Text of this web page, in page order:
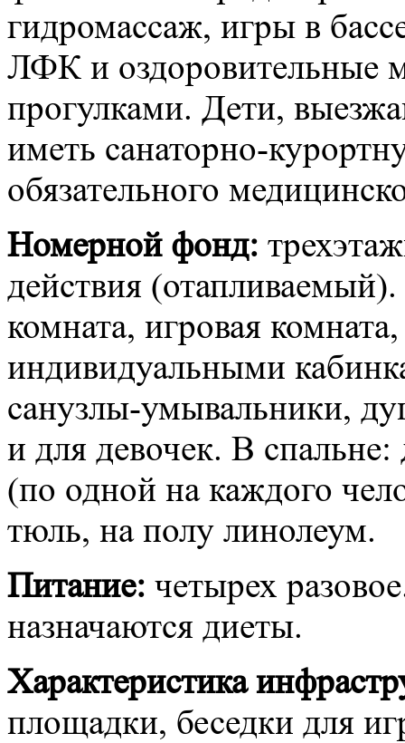
гидромассаж, игры в
ЛФК и оздоровительные
прогулками. Дети,
иметь санаторно-
обязательного
Номерной фонд:
действия
комната, игровая
индивидуальными
санузлы-умывальники,
и для девочек. В
(по одной на каждого
тюль, на полу линолеум.
Питание: четырех
назначаются диеты.
Характеристика
площадки, беседки для